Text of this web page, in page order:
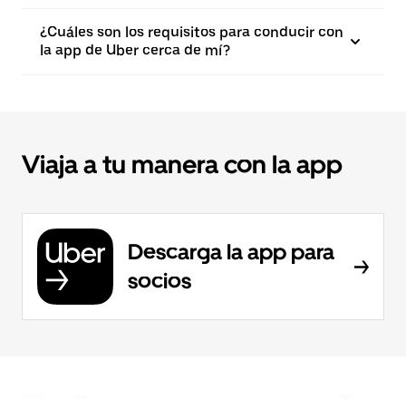
¿Cuáles son los requisitos para conducir con
la app de Uber cerca de mí?
Viaja a tu manera con la app
Descarga la app para
socios